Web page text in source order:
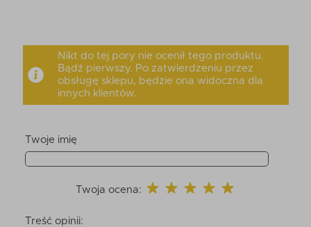
Nikt do tej pory nie ocenił tego produktu.
Bądź pierwszy. Po zatwierdzeniu przez
obsługę sklepu, będzie ona widoczna dla
innych klientów.
Twoje imię
Twoja ocena:
Treść opinii: